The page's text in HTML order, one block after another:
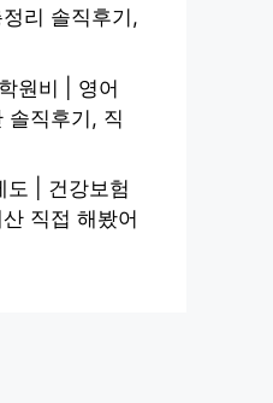
리 솔직후기,
원비 | 영어
솔직후기, 직
도 | 건강보험
직접 해봤어